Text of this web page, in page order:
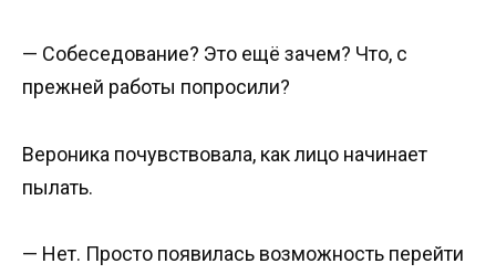
— Собеседование? Это ещё зачем? Что, с
прежней работы попросили?
Вероника почувствовала, как лицо начинает
пылать.
— Нет. Просто появилась возможность перейти